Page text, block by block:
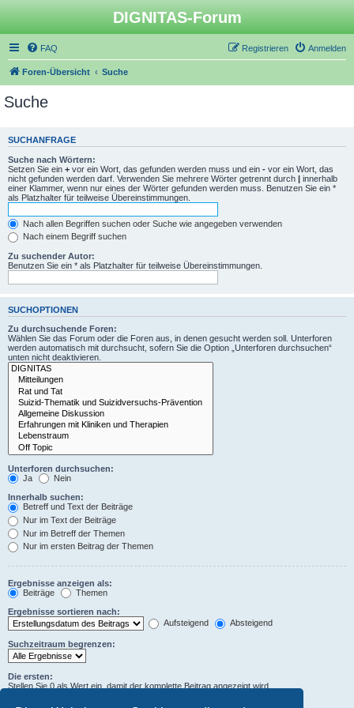
DIGNITAS-Forum
FAQ Anmelden
Registrieren
Foren-Übersicht Suche
Suche
SUCHANFRAGE
Suche nach Wörtern:
Setzen Sie ein + vor ein Wort, das gefunden werden muss und ein - vor ein Wort, das
nicht gefunden werden darf. Verwenden Sie mehrere Wörter getrennt durch | innerhalb
einer Klammer, wenn nur eines der Wörter gefunden werden muss. Benutzen Sie ein *
als Platzhalter für teilweise Übereinstimmungen.
Nach allen Begriffen suchen oder Suche wie angegeben verwenden
Nach einem Begriff suchen
Zu suchender Autor:
Benutzen Sie ein * als Platzhalter für teilweise Übereinstimmungen.
SUCHOPTIONEN
Zu durchsuchende Foren:
Wählen Sie das Forum oder die Foren aus, in denen gesucht werden soll. Unterforen
werden automatisch mit durchsucht, sofern Sie die Option „Unterforen durchsuchen“
unten nicht deaktivieren.
Unterforen durchsuchen:
Ja
Nein
Innerhalb suchen:
Betreff und Text der Beiträge
Nur im Text der Beiträge
Nur im Betreff der Themen
Nur im ersten Beitrag der Themen
Ergebnisse anzeigen als:
Beiträge
Themen
Ergebnisse sortieren nach:
Aufsteigend
Absteigend
Suchzeitraum begrenzen:
Die ersten:
Stellen Sie 0 als Wert ein, damit der komplette Beitrag angezeigt wird.